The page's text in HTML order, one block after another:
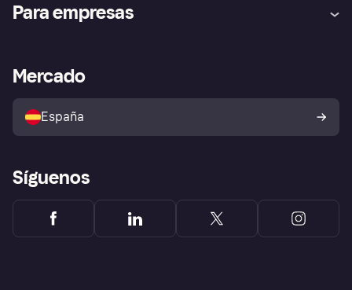
Inicio de sesión
Directorio de tiendas
Política de protección al
comprador de Klarna
Reclamaciones
Para empresas
Acceso empresas
Mercado
España
Síguenos